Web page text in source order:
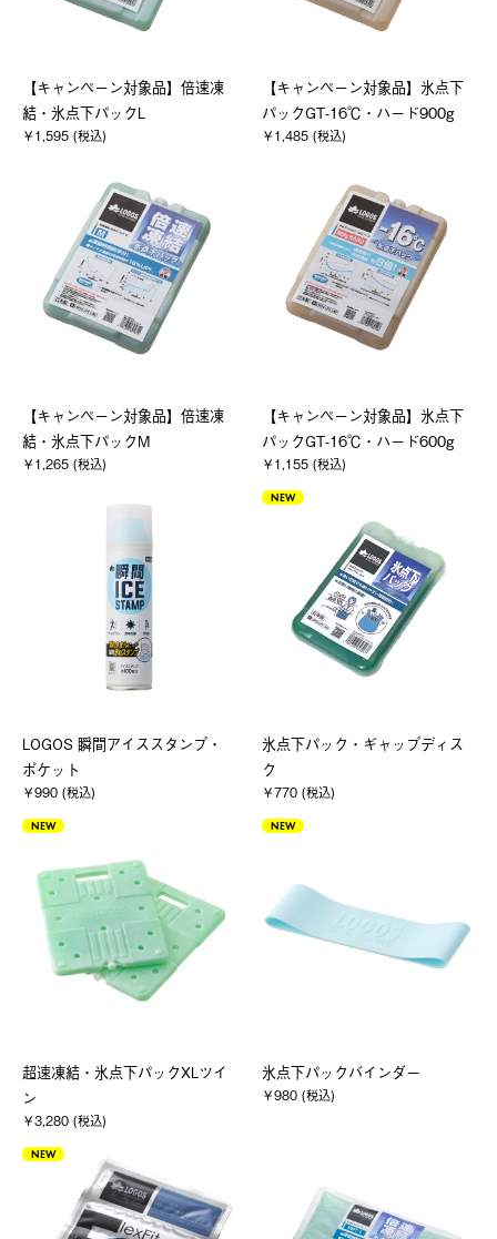
【キャンペーン対象品】倍速凍
結・氷点下パックL
￥1,595 (税込)
【キャンペーン対象品】氷点下
パックGT-16℃・ハード900g
￥1,485 (税込)
【キャンペーン対象品】倍速凍
結・氷点下パックM
￥1,265 (税込)
【キャンペーン対象品】氷点下
パックGT-16℃・ハード600g
￥1,155 (税込)
LOGOS 瞬間アイススタンプ・
ポケット
￥990 (税込)
NEW
氷点下パック・ギャップディス
ク
￥770 (税込)
NEW
超速凍結・氷点下パックXLツイ
ン
￥3,280 (税込)
NEW
氷点下パックバインダー
￥980 (税込)
NEW